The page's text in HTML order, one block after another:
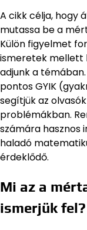
A cikk célja, hogy
mutassa be a
Külön figyelmet
ismeretek mellett
adjunk a
pontos GYIK
segítjük az
problémákban.
számára hasznos
haladó
érdeklődő.
Mi az a
ismerjük fel?